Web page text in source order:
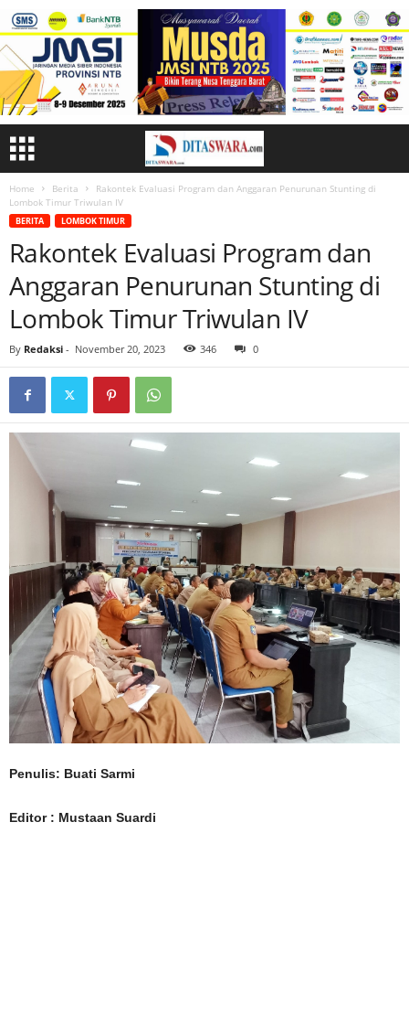
Home Berita
Rakontek Evaluasi Program dan Anggaran Penurunan Stunting di
Lombok Timur Triwulan IV
BERITA LOMBOK TIMUR
Rakontek Evaluasi Program dan
Anggaran Penurunan Stunting di
Lombok Timur Triwulan IV
By Redaksi - November 20, 2023 346 0
Penulis: Buati Sarmi
Editor : Mustaan Suardi